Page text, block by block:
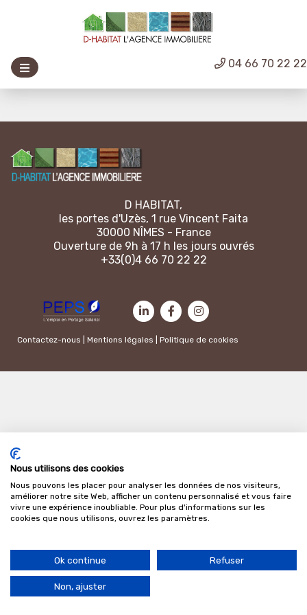
04 66 70 22 22
D HABITAT,
les portes d'Uzès, 1 rue Vincent Faita
30000 NÎMES - France
Ouverture de 9h à 17 h les jours ouvrés
+33(0)4 66 70 22 22
Contactez-nous |Mentions légales |Politique de cookies
Nous utilisons des cookies
Nous pouvons les placer pour analyser les données de nos visiteurs,
améliorer notre site Web, afficher un contenu personnalisé et vous faire
vivre une expérience inoubliable. Pour plus d'informations sur les
cookies que nous utilisons, ouvrez les paramètres.
Ok continue Refuser
Non, ajuster